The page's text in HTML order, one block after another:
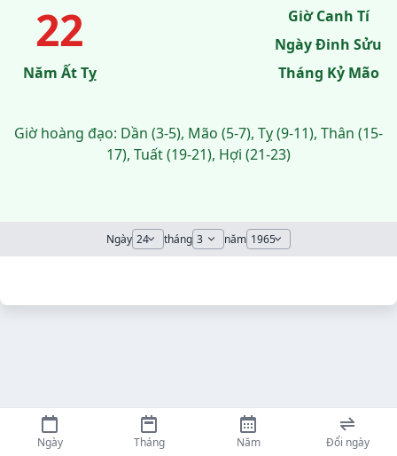
22
Năm Ất Tỵ
Giờ Canh Tí
Ngày Đinh Sửu
Tháng Kỷ Mão
Giờ hoàng đạo: Dần (3-5), Mão (5-7), Tỵ (9-11), Thân (15-
17), Tuất (19-21), Hợi (21-23)
Ngày tháng năm
Ngày Tháng Năm Đổi ngày